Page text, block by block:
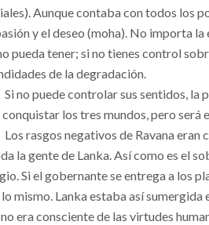
Aunque contaba con todos los
y el deseo (moha). No importa
pueda tener; si no tienes control
de la degradación.
Si no puede controlar sus sentidos, la
los tres mundos, pero será
Los rasgos negativos de Ravana eran
la gente de Lanka. Así como es el
Si el gobernante se entrega a los
mismo. Lanka estaba así sumergida
era consciente de las virtudes